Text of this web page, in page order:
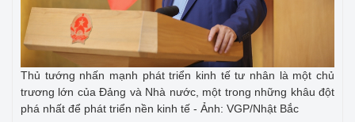
Thủ tướng nhấn mạnh phát triển kinh tế tư nhân là một chủ
trương lớn của Đảng và Nhà nước, một trong những khâu đột
phá nhất để phát triển nền kinh tế - Ảnh: VGP/Nhật Bắc